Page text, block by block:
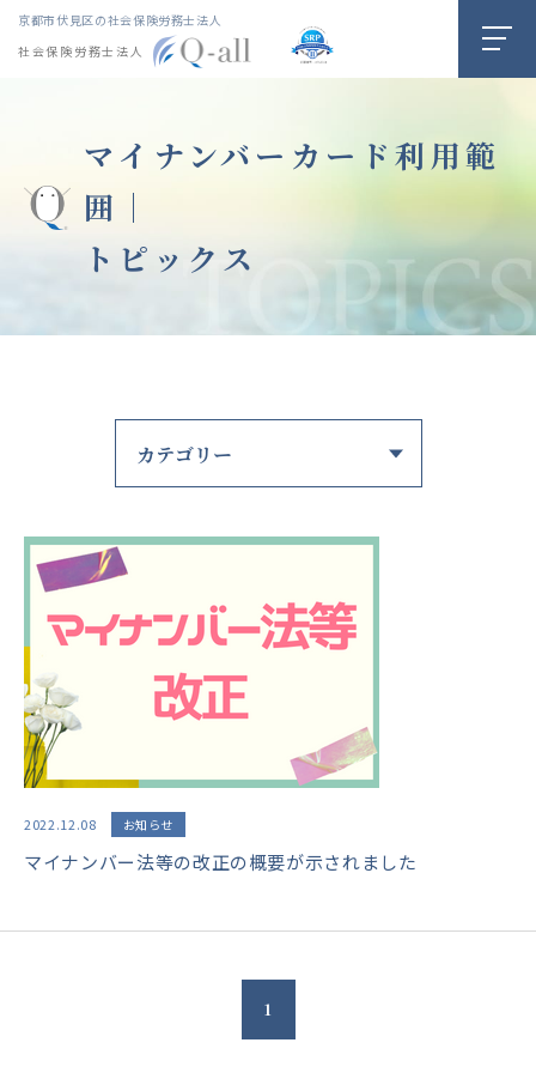
京都市伏見区の社会保険労務士法人
社会保険労務士法人
マイナンバーカード利用範
囲｜
トピックス
2022.12.08 お知らせ
マイナンバー法等の改正の概要が示されました
1